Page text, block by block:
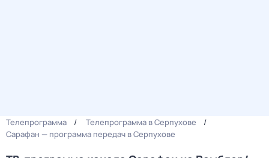
Телепрограмма
Телепрограмма в Серпухове
Сарафан — программа передач в Серпухове